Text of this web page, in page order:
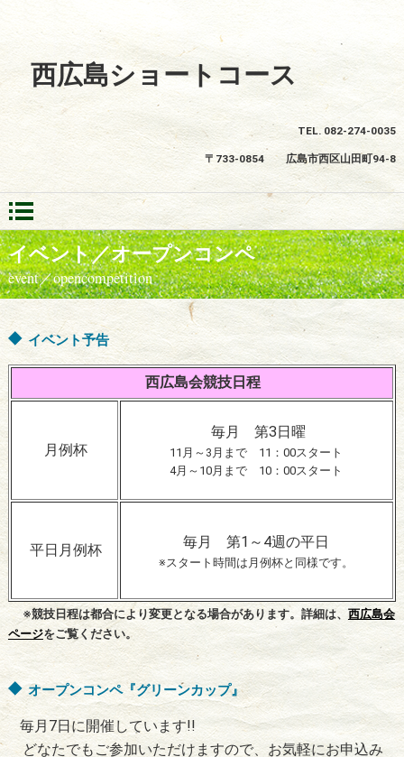
西広島ショートコース
TEL. 082-274-0035
〒733-0854 広島市西区山田町94-8
イベント／オープンコンペ
event／opencompetition
イベント予告
西広島会競技日程
月例杯
毎月 第3日曜
11月～3月まで 11：00スタート
4月～10月まで 10：00スタート
平日月例杯 毎月 第1～4週の平日
※スタート時間は月例杯と同様です。
※競技日程は都合により変更となる場合があります。詳細は、 西広島会
ページをご覧ください。
オープンコンペ『グリーンカップ』
毎月7日に開催しています!!
どなたでもご参加いただけますので、お気軽にお申込み